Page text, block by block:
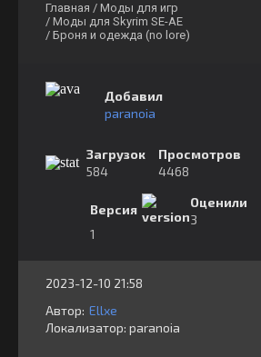
Главная / Моды для игр
/ Моды для Skyrim SE-AE
/ Броня и одежда (no lore)
Добавил
paranoia
Загрузок
584
Просмотров
4468
Версия
1
Оценили
3
2023-12-10 21:58
Автор: Ellxe
Локализатор: ⁣⁣⁣paranoia